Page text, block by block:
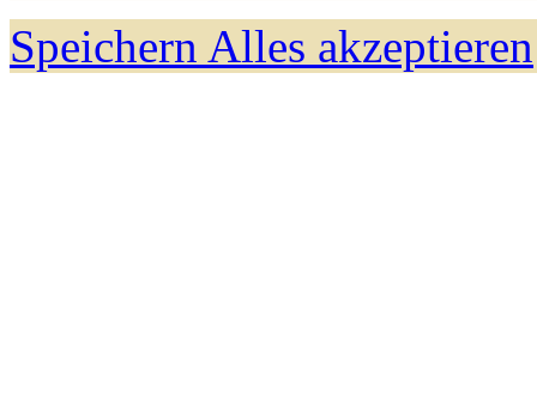
Speichern Alles akzeptieren